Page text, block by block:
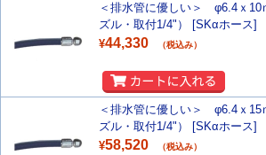
＜排水管に優しい＞ φ6.4ｘ
ズル・取付1/4"） [SKαホース]
¥44,330 （税込み）
＜排水管に優しい＞ φ6.4ｘ
ズル・取付1/4"） [SKαホース]
¥58,520 （税込み）